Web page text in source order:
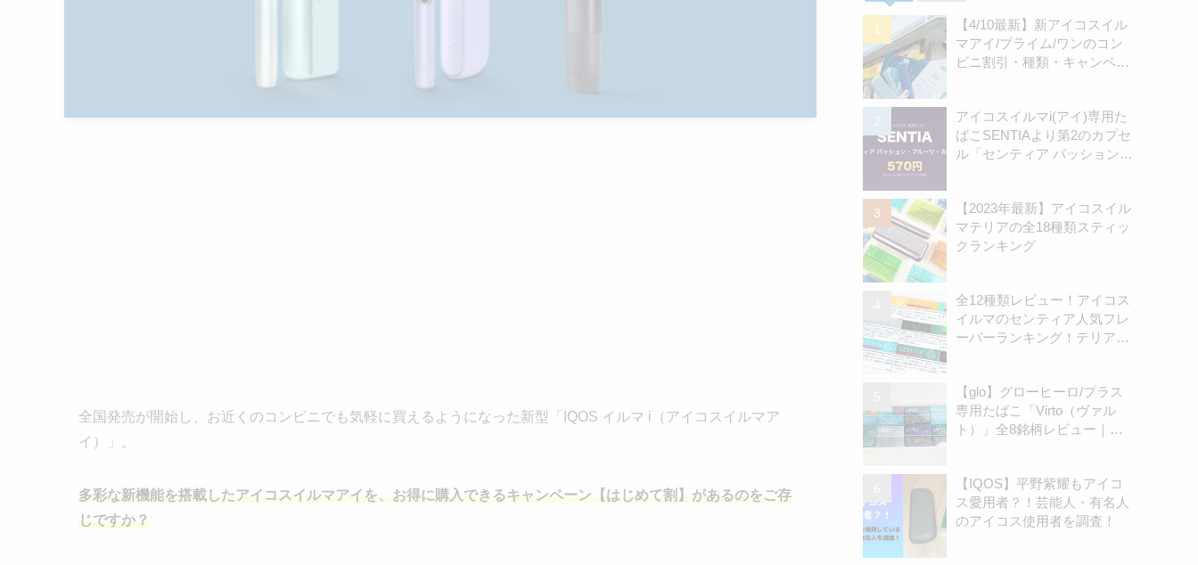
全国発売が開始し、お近くのコンビニでも気軽に買えるようになった新型「IQOS イルマ i（アイコスイルマア
イ）」。
多彩な新機能を搭載したアイコスイルマアイを、お得に購入できるキャンペーン【はじめて割】があるのをご存
じですか？
【4/10最新】新アイコスイル
マアイ/プライム/ワンのコン
ビニ割引・種類・キャンペー
アイコスイルマi(アイ)専用た
ばこSENTIAより第2のカプセ
ル「センティア パッション・
柄 | アイコスさん
【2023年最新】アイコスイル
マテリアの全18種類スティッ
クランキング
全12種類レビュー！アイコス
イルマのセンティア人気フレ
ーバーランキング！テリアと
【glo】グローヒーロ/プラス
専用たばこ「Virto（ヴァル
ト）」全8銘柄レビュー｜お
【IQOS】平野紫耀もアイコ
ス愛用者？！芸能人・有名人
のアイコス使用者を調査！